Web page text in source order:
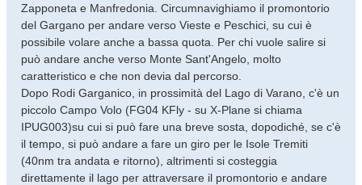
Zapponeta e Manfredonia. Circumnavighiamo il promontorio
del Gargano per andare verso Vieste e Peschici, su cui è
possibile volare anche a bassa quota. Per chi vuole salire si
può andare anche verso Monte Sant'Angelo, molto
caratteristico e che non devia dal percorso.
Dopo Rodi Garganico, in prossimità del Lago di Varano, c'è un
piccolo Campo Volo (FG04 KFly - su X-Plane si chiama
IPUG003)su cui si può fare una breve sosta, dopodiché, se c'è
il tempo, si può andare a fare un giro per le Isole Tremiti
(40nm tra andata e ritorno), altrimenti si costeggia
direttamente il lago per attraversare il promontorio e andare